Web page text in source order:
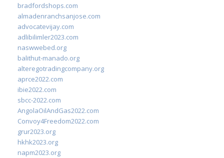
bradfordshops.com
almadenranchsanjose.com
advocatevijay.com
adlibilimler2023.com
naswwebed.org
balithut-manado.org
alteregotradingcompany.org
aprce2022.com
ibie2022.com
sbcc-2022.com
AngolaOilAndGas2022.com
Convoy4Freedom2022.com
grur2023.org
hkhk2023.org
napm2023.org